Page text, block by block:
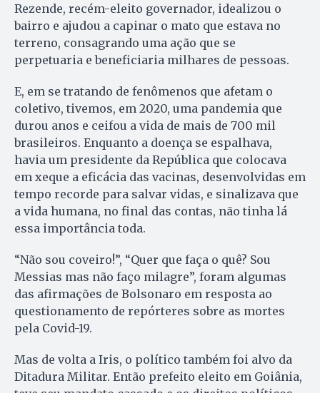
Rezende, recém-eleito governador, idealizou o
bairro e ajudou a capinar o mato que estava no
terreno, consagrando uma ação que se
perpetuaria e beneficiaria milhares de pessoas.
E, em se tratando de fenômenos que afetam o
coletivo, tivemos, em 2020, uma pandemia que
durou anos e ceifou a vida de mais de 700 mil
brasileiros. Enquanto a doença se espalhava,
havia um presidente da República que colocava
em xeque a eficácia das vacinas, desenvolvidas em
tempo recorde para salvar vidas, e sinalizava que
a vida humana, no final das contas, não tinha lá
essa importância toda.
“Não sou coveiro!”, “Quer que faça o quê? Sou
Messias mas não faço milagre”, foram algumas
das afirmações de Bolsonaro em resposta ao
questionamento de repórteres sobre as mortes
pela Covid-19.
Mas de volta a Iris, o político também foi alvo da
Ditadura Militar. Então prefeito eleito em Goiânia,